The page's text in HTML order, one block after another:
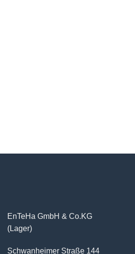
EnTeHa GmbH & Co.KG
(Lager)
Schwanheimer Straße 144